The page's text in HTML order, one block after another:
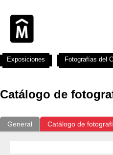
Catálogo de
General Catálogo de
Exposiciones Fotografías del